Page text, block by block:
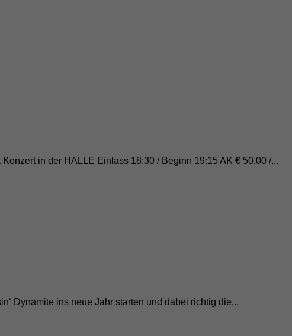
in der HALLE Einlass 18:30 / Beginn 19:15 AK € 50,00 /...
Dynamite ins neue Jahr starten und dabei richtig die...